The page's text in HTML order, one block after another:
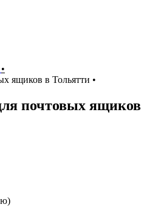
•
ящиков в Тольятти •
почтовых ящиков